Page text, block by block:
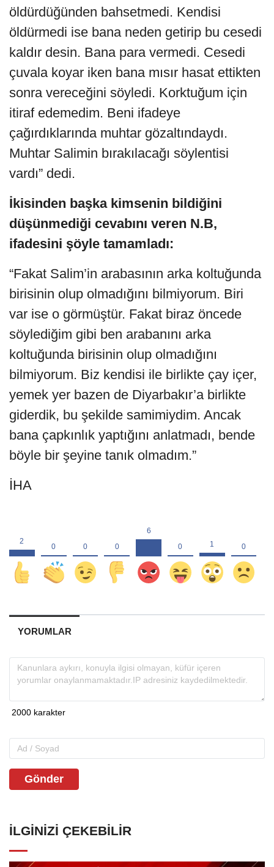
öldürdüğünden bahsetmedi. Kendisi
öldürmedi ise bana neden getirip bu cesedi
kaldır desin. Bana para vermedi. Cesedi
çuvala koyar iken bana mısır hasat ettikten
sonra vereceğini söyledi. Korktuğum için
itiraf edemedim. Beni ifadeye
çağırdıklarında muhtar gözaltındaydı.
Muhtar Salimin bırakılacağı söylentisi
vardı” dedi.
İkisinden başka kimsenin bildiğini
düşünmediği cevabını veren N.B,
ifadesini şöyle tamamladı:
“Fakat Salim’in arabasının arka koltuğunda
birisinin olup olmadığını bilmiyorum. Biri
var ise o görmüştür. Fakat biraz öncede
söylediğim gibi ben arabanını arka
koltuğunda birisinin olup olmadığını
bilmiyorum. Biz kendisi ile birlikte çay içer,
yemek yer bazen de Diyarbakır’a birlikte
giderdik, bu şekilde samimiydim. Ancak
bana çapkınlık yaptığını anlatmadı, bende
böyle bir şeyine tanık olmadım.”
İHA
YORUMLAR
Gönder
İLGINIZI ÇEKEBILIR